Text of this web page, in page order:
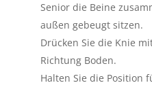
Senior die Beine
außen gebeugt sitzen.
Drücken Sie die Knie
Richtung Boden.
Halten Sie die Position